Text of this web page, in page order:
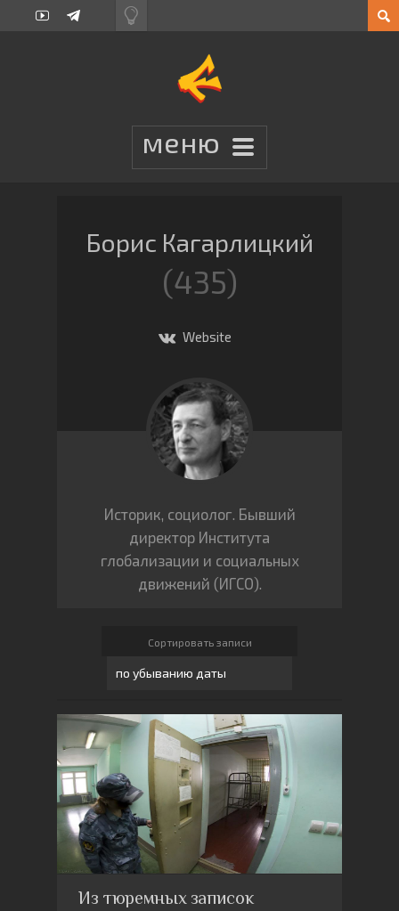
Борис Кагарлицкий
435
Website
Историк, социолог. Бывший
директор Института
глобализации и социальных
движений (ИГСО).
Сортировать записи
Из тюремных записок